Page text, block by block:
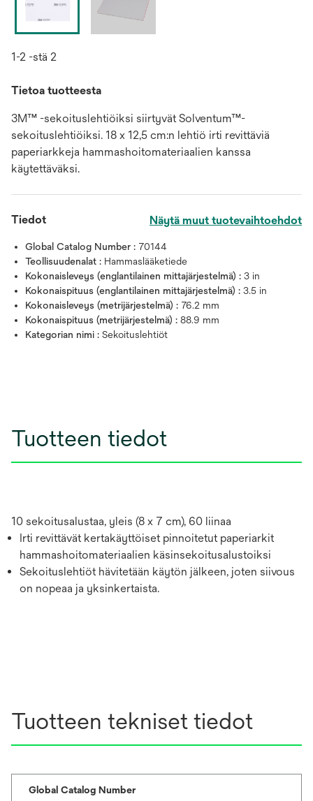
1-2 -stä 2
Tietoa tuotteesta
3M™ -sekoituslehtiöiksi siirtyvät Solventum™-
sekoituslehtiöiksi. 18 x 12,5 cm:n lehtiö irti revittäviä
paperiarkkeja hammashoitomateriaalien kanssa
käytettäväksi.
Tiedot Näytä muut tuotevaihtoehdot
Global Catalog Number : 70144
Teollisuudenalat : Hammaslääketiede
Kokonaisleveys (englantilainen mittajärjestelmä) : 3 in
Kokonaispituus (englantilainen mittajärjestelmä) : 3.5 in
Kokonaisleveys (metrijärjestelmä) : 76.2 mm
Kokonaispituus (metrijärjestelmä) : 88.9 mm
Kategorian nimi : Sekoituslehtiöt
Tuotteen tiedot
10 sekoitusalustaa, yleis (8 x 7 cm), 60 liinaa
Irti revittävät kertakäyttöiset pinnoitetut paperiarkit
hammashoitomateriaalien käsinsekoitusalustoiksi
Sekoituslehtiöt hävitetään käytön jälkeen, joten siivous
on nopeaa ja yksinkertaista.
Tuotteen tekniset tiedot
Global Catalog Number